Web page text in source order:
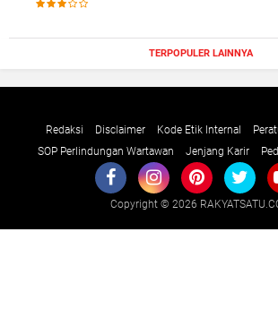
TERPOPULER LAINNYA
Redaksi Disclaimer Kode Etik Internal
SOP Perlindungan Wartawan
Jenjang Karir
Copyright © 2026